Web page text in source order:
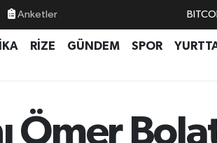
Anketler
GRAM
RİZE GÜNDEM SPOR
Ömer